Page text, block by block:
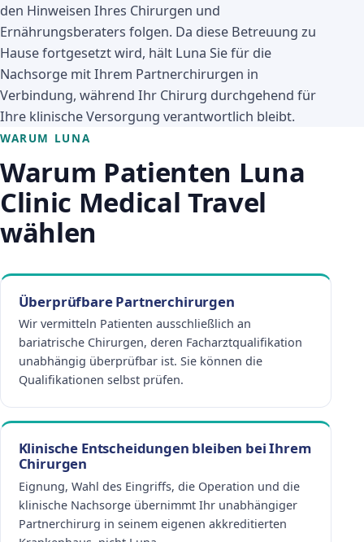
den Hinweisen Ihres Chirurgen und
Ernährungsberaters folgen. Da diese Betreuung zu
Hause fortgesetzt wird, hält Luna Sie für die
Nachsorge mit Ihrem Partnerchirurgen in
Verbindung, während Ihr Chirurg durchgehend für
Ihre klinische Versorgung verantwortlich bleibt.
WARUM LUNA
Warum Patienten Luna
Clinic Medical Travel
wählen
Überprüfbare Partnerchirurgen
Wir vermitteln Patienten ausschließlich an
bariatrische Chirurgen, deren Facharztqualifikation
unabhängig überprüfbar ist. Sie können die
Qualifikationen selbst prüfen.
Klinische Entscheidungen bleiben bei Ihrem
Chirurgen
Eignung, Wahl des Eingriffs, die Operation und die
klinische Nachsorge übernimmt Ihr unabhängiger
Partnerchirurg in seinem eigenen akkreditierten